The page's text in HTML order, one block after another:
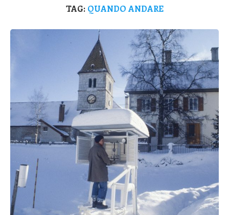
TAG: QUANDO ANDARE